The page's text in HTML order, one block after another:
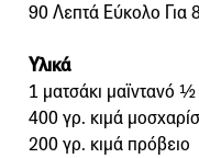
90 Λεπτά Εύκολο Για
Υλικά
1 ματσάκι μαϊντανό
400 γρ. κιμά
200 γρ. κιμά πρόβειο